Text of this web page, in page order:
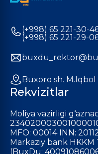
(+998) 65 221-30-
(+998) 65 221-29-
Buxoro sh. M.Iqbol
Rekvizitlar
Moliya vazirligi
MFO: 00014 INN:
Markaziy bank HKKM
(BuxDu: